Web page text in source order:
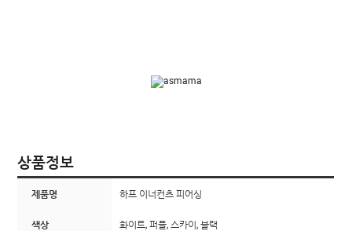
상품정보
제품명 하프 이너컨츠 피어싱
색상 화이트, 퍼플, 스카이, 블랙